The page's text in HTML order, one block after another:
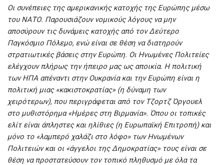
Οι συνέπειες της αμερικανικής κατοχής της Ευρώπης μέσω
του ΝΑΤΟ. Παρουσιάζουν νομικούς λόγους να μην
αποσύρουν τις δυνάμεις κατοχής από τον Δεύτερο
Παγκόσμιο Πόλεμο, ενώ είναι σε θέση να διατηρούν
στρατιωτικές βάσεις στην Ευρώπη. Οι Ηνωμένες Πολιτείες
ελέγχουν πλήρως την ήπειρο μας ως αποικία. Η πολιτική
των ΗΠΑ απέναντι στην Ουκρανία και την Ευρώπη είναι η
πολιτική μιας «κακιστοκρατίας» (η δύναμη των
χειρότερων), που περιγράφεται από τον Τζορτζ Όργουελ
στο μυθιστόρημα «Ημέρες στη Βιρμανία». Όπου οι τοπικές
ελίτ είναι άπληστες και ηλίθιες (η Ευρωπαϊκή Επιτροπή) και
μόνο το «λαμπερό χαλάζι στο λόφο» των Ηνωμένων
Πολιτειών και οι «άγγελοι της Δημοκρατίας» τους είναι σε
θέση να προστατεύσουν τον τοπικό πληθυσμό με όλα τα